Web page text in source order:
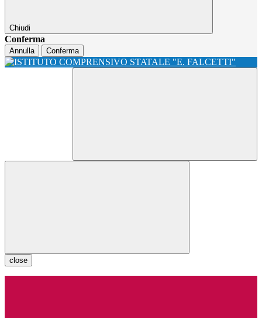
Chiudi
Conferma
Annulla Conferma
close